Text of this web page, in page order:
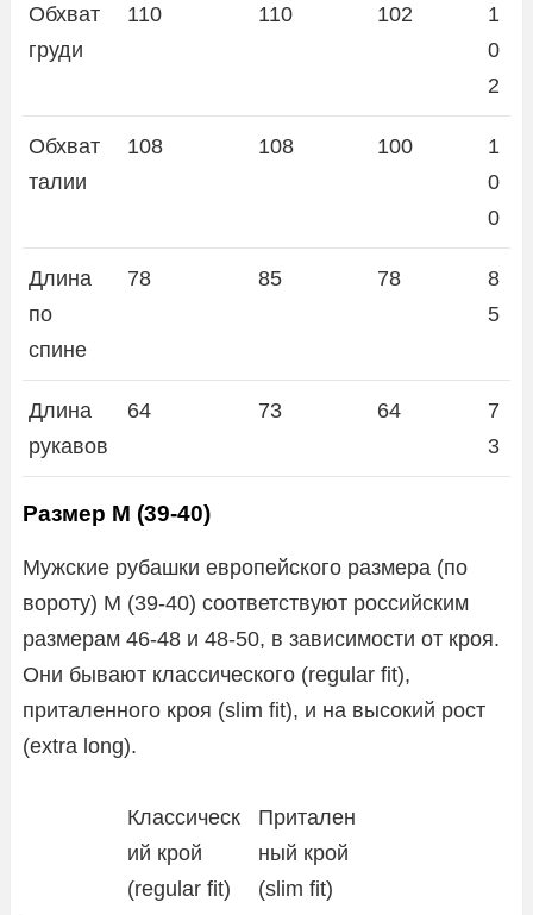
Обхват
груди
110 110 102
1
0
2
Обхват
талии
108 108 100
1
0
0
Длина
по
спине
78 85 78
8
5
Длина
рукавов
64 73 64
7
3
Размер M (39-40)
Мужские рубашки европейского размера (по
вороту) M (39-40) соответствуют российским
размерам 46-48 и 48-50, в зависимости от кроя.
Они бывают классического (regular fit),
приталенного кроя (slim fit), и на высокий рост
(extra long).
Классическ
ий крой
(regular fit)
Притален
ный крой
(slim fit)